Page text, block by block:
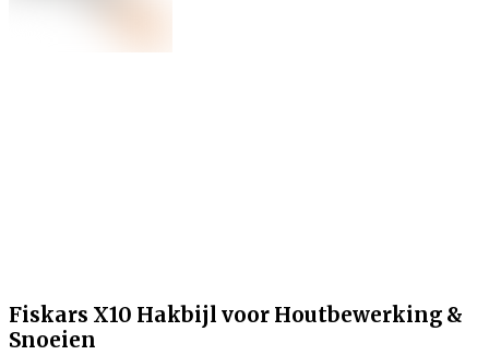
Fiskars X10 Hakbijl voor Houtbewerking &
Snoeien